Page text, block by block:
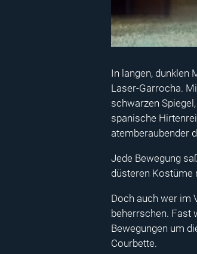
In langen, dunklen
Laser-Garrocha.
schwarzen
spanische
atemberaubender
Jede Bewegung
düsteren Kostüme
Doch auch wer im
beherrschen. Fast
Bewegungen um
Courbette.